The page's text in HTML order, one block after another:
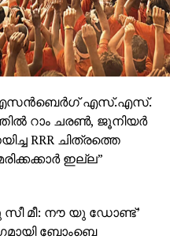
ഐസന്‍ബെര്‍ഗ് എസ്.എസ്.
റാം ചരണ്‍, ജൂനിയര്‍
RRR ചിത്രത്തെ
ഇല്ല”
സീ മീ: നൗ യു ഡോണ്ട്’
ബോംബെ